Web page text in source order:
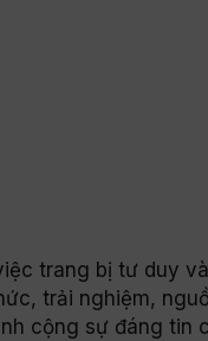
trang bị tư duy
trải nghiệm,
cộng sự đáng tin